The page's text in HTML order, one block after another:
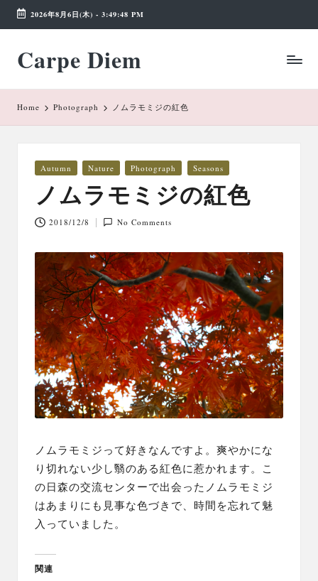
Skip
content
2026年8月6日(木) - 3:49:48 PM
Carpe Diem
Weekend
Wonderland
Home Photograph ノムラモミジの紅色
Posted
Autumn Nature Photograph Seasons
ノムラモミジの紅色
2018/12/8 No Comments
ノムラモミジって好きなんですよ。爽やかにな
り切れない少し翳のある紅色に惹かれます。こ
の日森の交流センターで出会ったノムラモミジ
はあまりにも見事な色づきで、時間を忘れて魅
入っていました。
関連